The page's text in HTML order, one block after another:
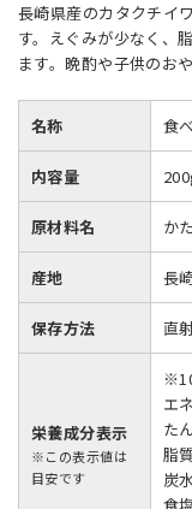
長崎県産のカタクチイ
す。えぐみが少なく、
ます。晩酌や子供のお
名称 食
内容量
原材料名 か
産地 長
保存方法 直
栄養成分表示
※この表示値は
目安です
エ
た
脂
炭